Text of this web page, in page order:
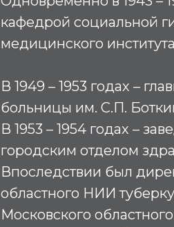
кафедрой социальной
медицинского
В 1949 – 1953 годах –
больницы им. С.П.
В 1953 – 1954 годах –
городским отделом
Впоследствии был
областного НИИ
Московского